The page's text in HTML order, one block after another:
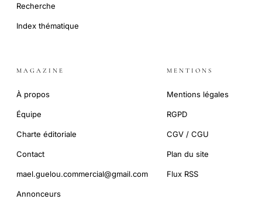
Recherche
Index thématique
MAGAZINE
À propos
Équipe
Charte éditoriale
Contact
mael.guelou.commercial@gmail.com
Annonceurs
MENTIONS
Mentions légales
RGPD
CGV / CGU
Plan du site
Flux RSS